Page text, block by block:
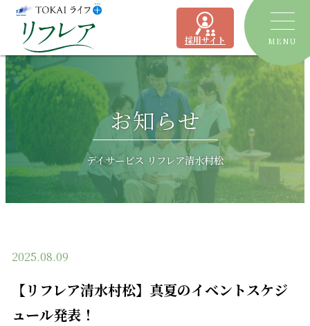
採用サイト MENU
トピックス
デイサービス
ショートステイ リフレア聖一色
有料老人ホーム リフレア上土
運営会社
お知らせ
デイサービス リフレア清水村松
2025.08.09
【リフレア清水村松】真夏のイベントスケジ
ュール発表！